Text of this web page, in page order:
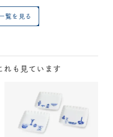
覧を見る
れも見ています